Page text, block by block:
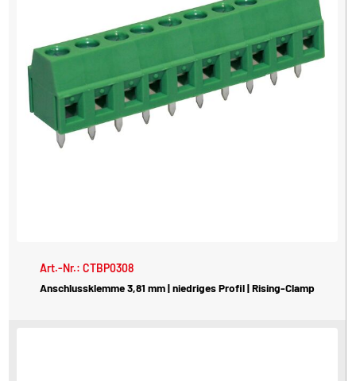
Art.-Nr.: CTBP0308
Anschlussklemme 3,81 mm | niedriges Profil | Rising-Clamp